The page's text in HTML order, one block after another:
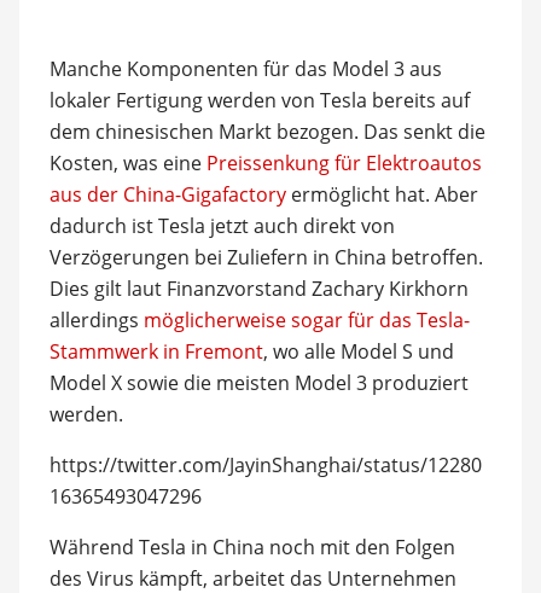
Manche Komponenten für das Model 3 aus
lokaler Fertigung werden von Tesla bereits auf
dem chinesischen Markt bezogen. Das senkt die
Kosten, was eine Preissenkung für Elektroautos
aus der China-Gigafactoryermöglicht hat. Aber
dadurch ist Tesla jetzt auch direkt von
Verzögerungen bei Zuliefern in China betroffen.
Dies gilt laut Finanzvorstand Zachary Kirkhorn
allerdings möglicherweise sogar für das Tesla-
Stammwerk in Fremont, wo alle Model S und
Model X sowie die meisten Model 3 produziert
werden.
https://twitter.com/JayinShanghai/status/12280
16365493047296
Während Tesla in China noch mit den Folgen
des Virus kämpft, arbeitet das Unternehmen